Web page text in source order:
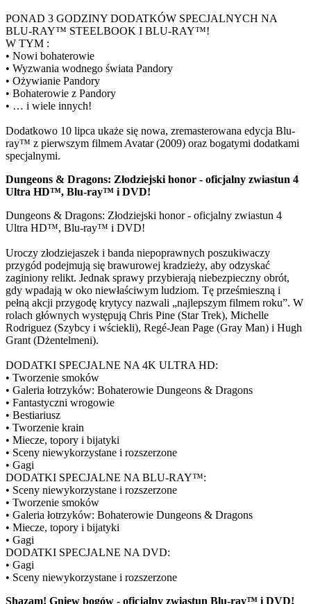
PONAD 3 GODZINY DODATKÓW SPECJALNYCH NA
BLU-RAY™ STEELBOOK I BLU-RAY™!
W TYM :
• Nowi bohaterowie
• Wyzwania wodnego świata Pandory
• Ożywianie Pandory
• Bohaterowie z Pandory
• … i wiele innych!
Dodatkowo 10 lipca ukaże się nowa, zremasterowana edycja Blu-
ray™ z pierwszym filmem Avatar (2009) oraz bogatymi dodatkami
specjalnymi.
Dungeons & Dragons: Złodziejski honor - oficjalny zwiastun 4
Ultra HD™, Blu-ray™ i DVD!
Dungeons & Dragons: Złodziejski honor - oficjalny zwiastun 4
Ultra HD™, Blu-ray™ i DVD!
Uroczy złodziejaszek i banda niepoprawnych poszukiwaczy
przygód podejmują się brawurowej kradzieży, aby odzyskać
zaginiony relikt. Jednak sprawy przybierają niebezpieczny obrót,
gdy wpadają w oko niewłaściwym ludziom. Tę prześmieszną i
pełną akcji przygodę krytycy nazwali „najlepszym filmem roku”. W
rolach głównych występują Chris Pine (Star Trek), Michelle
Rodriguez (Szybcy i wściekli), Regé-Jean Page (Gray Man) i Hugh
Grant (Dżentelmeni).
DODATKI SPECJALNE NA 4K ULTRA HD:
• Tworzenie smoków
• Galeria łotrzyków: Bohaterowie Dungeons & Dragons
• Fantastyczni wrogowie
• Bestiariusz
• Tworzenie krain
• Miecze, topory i bijatyki
• Sceny niewykorzystane i rozszerzone
• Gagi
DODATKI SPECJALNE NA BLU-RAY™:
• Sceny niewykorzystane i rozszerzone
• Tworzenie smoków
• Galeria łotrzyków: Bohaterowie Dungeons & Dragons
• Miecze, topory i bijatyki
• Gagi
DODATKI SPECJALNE NA DVD:
• Gagi
• Sceny niewykorzystane i rozszerzone
Shazam! Gniew bogów - oficjalny zwiastun Blu-ray™ i DVD!